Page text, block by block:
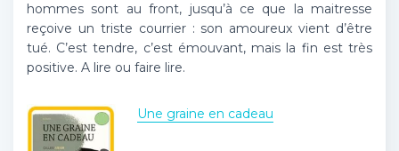
hommes sont au front, jusqu’à ce que la maitresse
reçoive un triste courrier : son amoureux vient d’être
tué. C’est tendre, c’est émouvant, mais la fin est très
positive. A lire ou faire lire.
Une graine en cadeau